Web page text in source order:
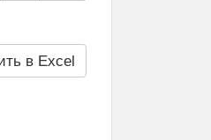
в Excel